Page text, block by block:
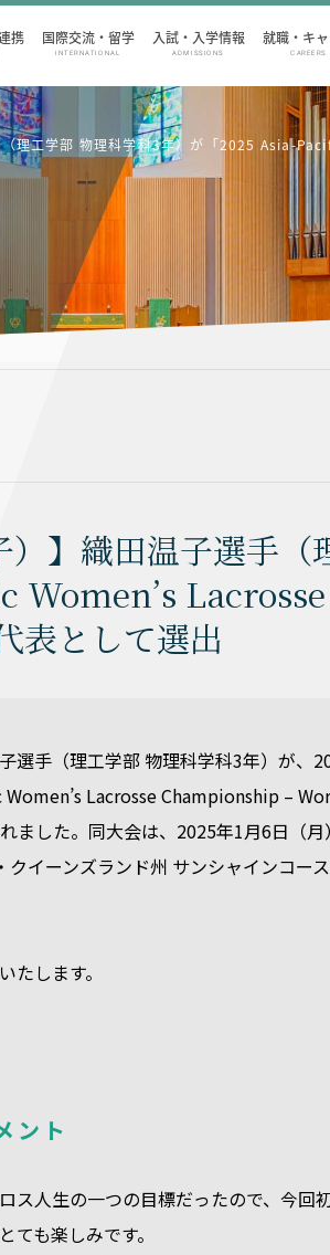
携 国際交流・留学
INTERNATIONAL
入試・入学情報
ADMISSIONS
就職・キ
CAREERS
（理工学部 物理科学科3年）が「2025
）】織田温子選手
Women’s
表として選出
選手（理工学部 物理科学科3年）が、
Lacrosse Championship –
ました。同大会は、2025年1月6日（月
イーンズランド州 サンシャインコー
します。
ント
ス人生の一つの目標だったので、今回
も楽しみです。